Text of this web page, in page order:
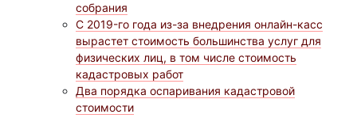
собрания
C 2019-го года из-за внедрения онлайн-касс
вырастет стоимость большинства услуг для
физических лиц, в том числе стоимость
кадастровых работ
Два порядка оспаривания кадастровой
стоимости